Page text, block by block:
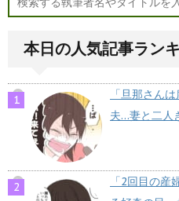
本日の人気記事ラン
「旦那さん
夫…妻と二人
「2回目の